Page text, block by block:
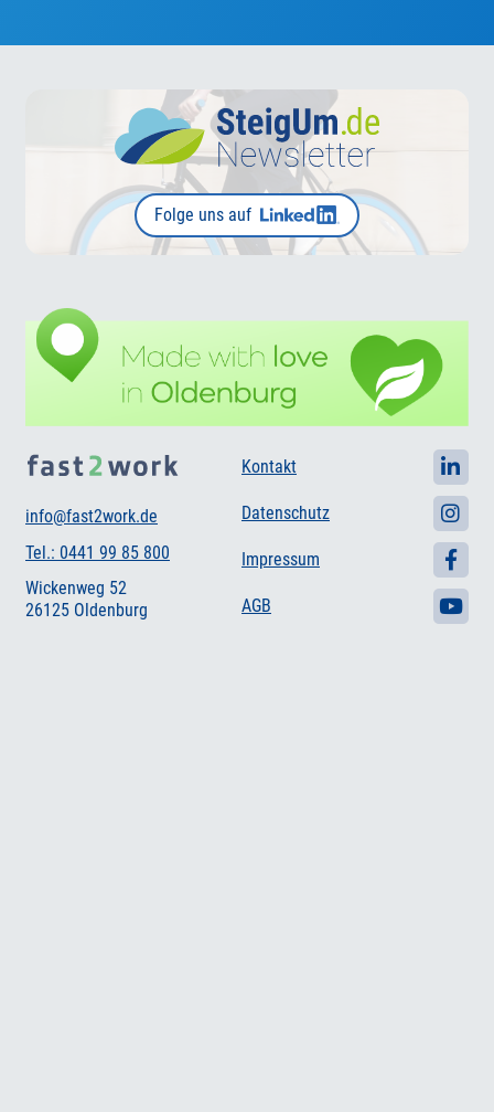
Folge uns auf
info@fast2work.de
Tel.: 0441 99 85 800
Wickenweg 52
26125 Oldenburg
Kontakt
Datenschutz
Impressum
AGB